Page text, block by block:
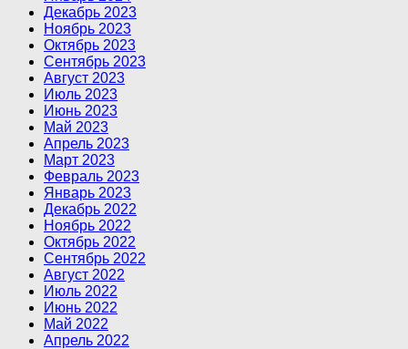
Декабрь 2023
Ноябрь 2023
Октябрь 2023
Сентябрь 2023
Август 2023
Июль 2023
Июнь 2023
Май 2023
Апрель 2023
Март 2023
Февраль 2023
Январь 2023
Декабрь 2022
Ноябрь 2022
Октябрь 2022
Сентябрь 2022
Август 2022
Июль 2022
Июнь 2022
Май 2022
Апрель 2022